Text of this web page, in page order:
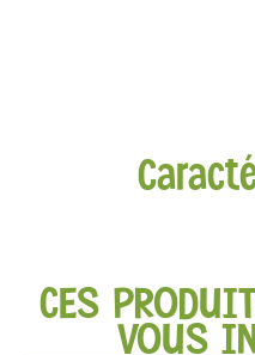
CES
VOUS